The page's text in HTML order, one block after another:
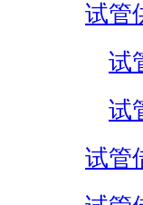
试管
试
试
试管